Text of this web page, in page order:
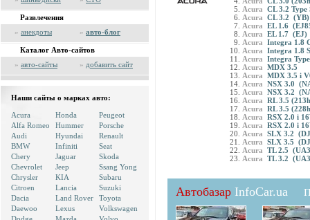
Развлечения
» анекдоты » авто-блог
Каталог Авто-сайтов
» авто-сайты » добавить сайт
Наши сайты о марках авто:
Acura
Alfa Romeo
Audi
BMW
Chery
Chevrolet
Chrysler
Citroen
Dacia
Daewoo
Honda
Hummer
Hyundai
Infiniti
Jaguar
Jeep
KIA
Lancia
Land Rover
Lexus
Peugeot
Porsche
Renault
Seat
Skoda
Ssang Yong
Subaru
Suzuki
Toyota
Volkswagen
Acura CL 3.2
Acura CL 3.2 (YB)
Acura EL 1.6
Acura EL 1.7 (EJ)
Acura Integra 1.8
Acura Integra 1.8
Acura Integra
Acura MDX 3.5
Acura MDX 3.5 i
Acura NSX 3.0
Acura NSX 3.2
Acura RL 3.5
Acura RL 3.5
Acura RSX 2.0 i
Acura RSX 2.0 i
Acura SLX 3.2
Acura SLX 3.5
Acura TL 2.5
Acura TL 3.2
Автобазар InfoCar.ua